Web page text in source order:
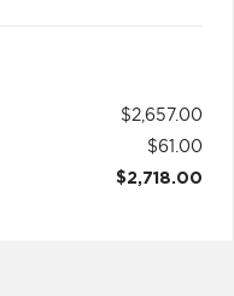
$2,657.00
$61.00
$2,718.00